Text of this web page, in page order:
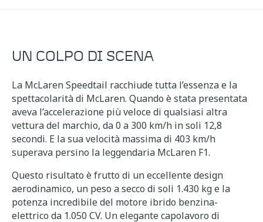
UN COLPO DI SCENA
La McLaren Speedtail racchiude tutta l’essenza e la
spettacolarità di McLaren. Quando è stata presentata
aveva l’accelerazione più veloce di qualsiasi altra
vettura del marchio, da 0 a 300 km/h in soli 12,8
secondi. E la sua velocità massima di 403 km/h
superava persino la leggendaria McLaren F1.
Questo risultato è frutto di un eccellente design
aerodinamico, un peso a secco di soli 1.430 kg e la
potenza incredibile del motore ibrido benzina-
elettrico da 1.050 CV. Un elegante capolavoro di